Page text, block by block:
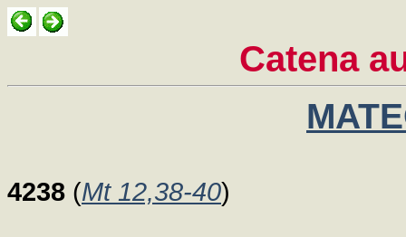
Catena
4238 (Mt 12,38-40)